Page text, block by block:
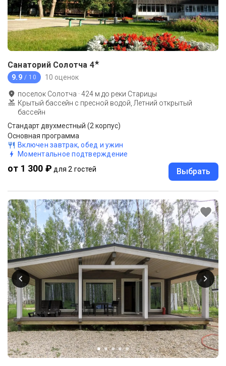
Санаторий Солотча 4★
9.9 / 10 10 оценок
поселок Солотча ·424 м до реки Старицы
Крытый бассейн с пресной водой, Летний открытый
бассейн
Стандарт двухместный (2 корпус)
Основная программа
Включен завтрак, обед и ужин
Моментальное подтверждение
от 1 300 ₽ для 2 гостей Выбрать